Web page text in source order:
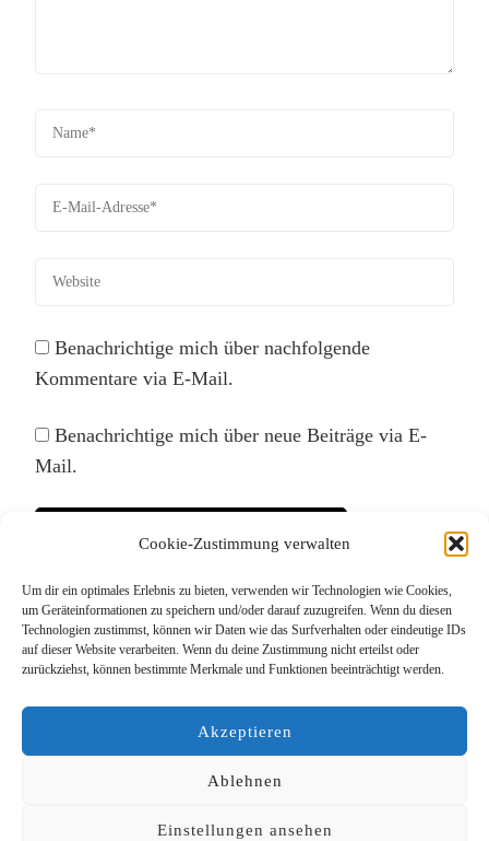
Cookie-Zustimmung verwalten
Um dir ein optimales Erlebnis zu bieten, verwenden wir Technologien wie Cookies,
um Geräteinformationen zu speichern und/oder darauf zuzugreifen. Wenn du diesen
Technologien zustimmst, können wir Daten wie das Surfverhalten oder eindeutige IDs
auf dieser Website verarbeiten. Wenn du deine Zustimmung nicht erteilst oder
zurückziehst, können bestimmte Merkmale und Funktionen beeinträchtigt werden.
Akzeptieren
Ablehnen
Einstellungen ansehen
Benachrichtige mich über nachfolgende
Kommentare via E-Mail.
Benachrichtige mich über neue Beiträge via E-
Mail.
Diese Website verwendet Akismet, um Spam zu
reduzieren.Erfahre, wie deine Kommentardaten
verarbeitet werden.